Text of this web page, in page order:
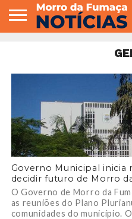
Governo Municipal inicia
decidir futuro de Morro
O Governo de Morro da
as reuniões do Plano
comunidades do município.